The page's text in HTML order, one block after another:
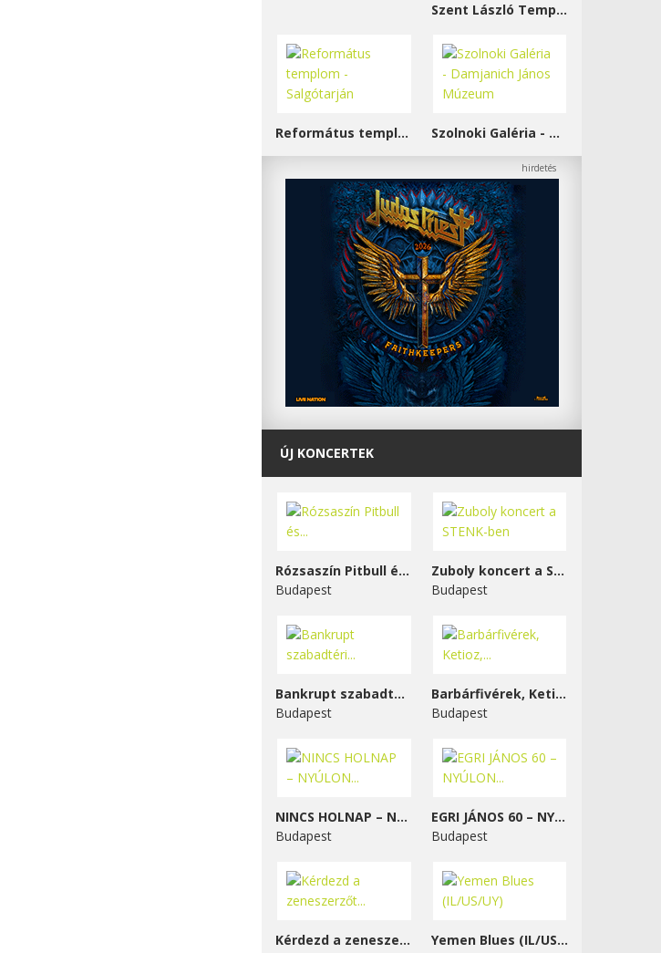
Szent László Templom - Sárvár
Református templom - Salgótarján Szolnoki Galéria - Damjanich János Múzeum
ÚJ KONCERTEK
Rózsaszín Pitbull és...
Budapest
Zuboly koncert a STENK-ben
Budapest
Bankrupt szabadtéri...
Budapest
Barbárfivérek, Ketioz,...
Budapest
NINCS HOLNAP – NYÚLON...
Budapest
EGRI JÁNOS 60 – NYÚLON...
Budapest
Kérdezd a zeneszerzőt...
Yemen Blues (IL/US/UY)